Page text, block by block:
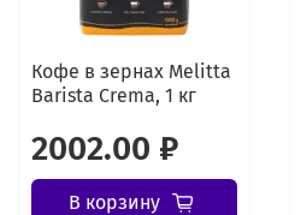
Кофе в зернах Melitta
Barista Crema, 1 кг
2002.00 ₽
В корзину